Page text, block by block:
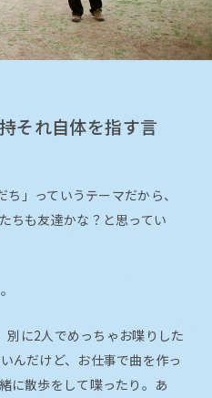
それ自体を指す言
」っていうテーマだから、
ちも友達かな？と思ってい
別に2人でめっちゃお喋りした
んだけど、お仕事で曲を作っ
に散歩をして喋ったり。あ